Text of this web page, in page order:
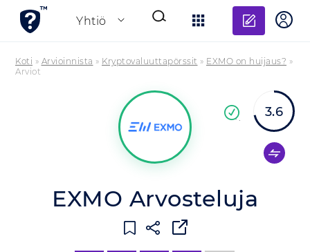
Yhtiö
Lisää
Koti » Arvioinnista » Kryptovaluuttapörssit » EXMO on huijaus? »
Arviot
EXMO Arvosteluja
3.6
yritys